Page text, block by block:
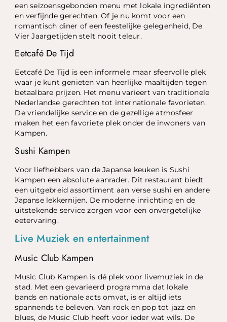
een seizoensgebonden menu met lokale ingrediënten
en verfijnde gerechten. Of je nu komt voor een
romantisch diner of een feestelijke gelegenheid, De
Vier Jaargetijden stelt nooit teleur.
Eetcafé De Tijd
Eetcafé De Tijd is een informele maar sfeervolle plek
waar je kunt genieten van heerlijke maaltijden tegen
betaalbare prijzen. Het menu varieert van traditionele
Nederlandse gerechten tot internationale favorieten.
De vriendelijke service en de gezellige atmosfeer
maken het een favoriete plek onder de inwoners van
Kampen.
Sushi Kampen
Voor liefhebbers van de Japanse keuken is Sushi
Kampen een absolute aanrader. Dit restaurant biedt
een uitgebreid assortiment aan verse sushi en andere
Japanse lekkernijen. De moderne inrichting en de
uitstekende service zorgen voor een onvergetelijke
eetervaring.
Live Muziek en entertainment
Music Club Kampen
Music Club Kampen is dé plek voor livemuziek in de
stad. Met een gevarieerd programma dat lokale
bands en nationale acts omvat, is er altijd iets
spannends te beleven. Van rock en pop tot jazz en
blues, de Music Club heeft voor ieder wat wils. De